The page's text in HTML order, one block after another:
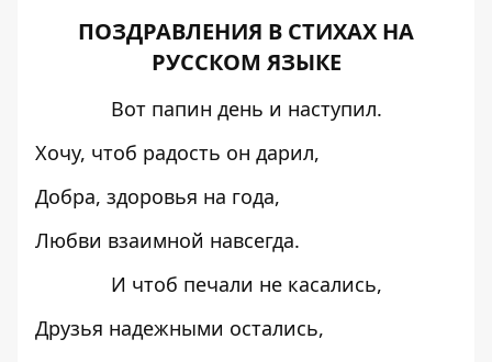
ПОЗДРАВЛЕНИЯ В СТИХАХ НА
РУССКОМ ЯЗЫКЕ
Вот папин день и наступил.
Хочу, чтоб радость он дарил,
Добра, здоровья на года,
Любви взаимной навсегда.
И чтоб печали не касались,
Друзья надежными остались,